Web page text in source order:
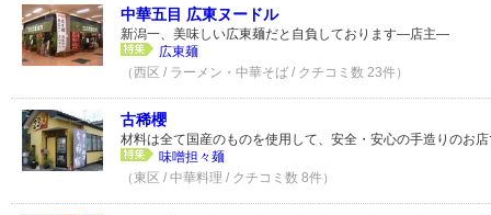
中華五目 広東ヌードル
新潟一、美味しい広東麺だと自負しております―店主―
広東麺
（西区 / ラーメン・中華そば / クチコミ数 23件）
古稀櫻
材料は全て国産のものを使用して、安全・安心の手造りのお
味噌担々麺
（東区 / 中華料理 / クチコミ数 8件）